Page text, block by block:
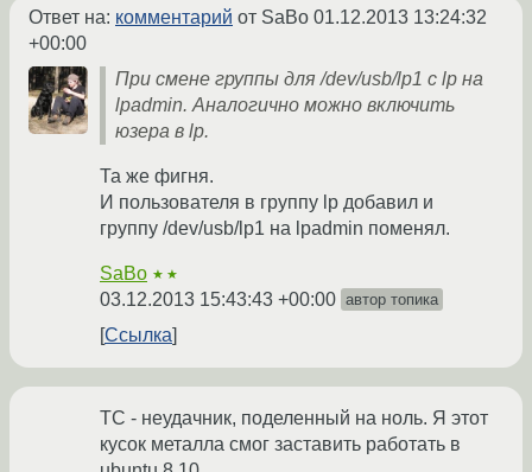
Ответ на: комментарий от SaBo 01.12.2013 13:24:32
+00:00
При смене группы для /dev/usb/lp1 с lp на
lpadmin. Аналогично можно включить
юзера в lp.
Та же фигня.
И пользователя в группу lp добавил и
группу /dev/usb/lp1 на lpadmin поменял.
SaBo ★★
03.12.2013 15:43:43 +00:00 автор топика
Ссылка
ТС - неудачник, поделенный на ноль. Я этот
кусок металла смог заставить работать в